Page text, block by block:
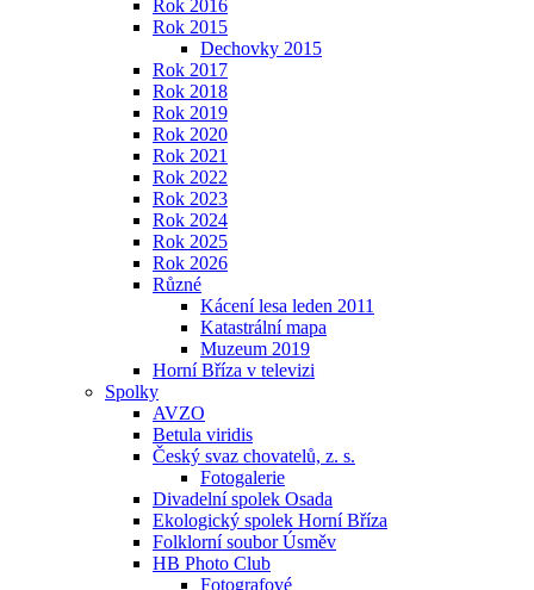
Rok 2016
Rok 2015
Dechovky 2015
Rok 2017
Rok 2018
Rok 2019
Rok 2020
Rok 2021
Rok 2022
Rok 2023
Rok 2024
Rok 2025
Rok 2026
Různé
Kácení lesa leden 2011
Katastrální mapa
Muzeum 2019
Horní Bříza v televizi
Spolky
AVZO
Betula viridis
Český svaz chovatelů, z. s.
Fotogalerie
Divadelní spolek Osada
Ekologický spolek Horní Bříza
Folklorní soubor Úsměv
HB Photo Club
Fotografové